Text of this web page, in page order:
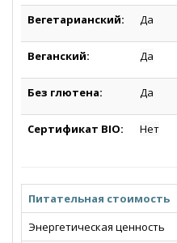
Вегетарианский: Да
Веганский: Да
Без глютена: Да
Сертификат BIO: Нет
Питательная стоимость
Энергетическая ценность